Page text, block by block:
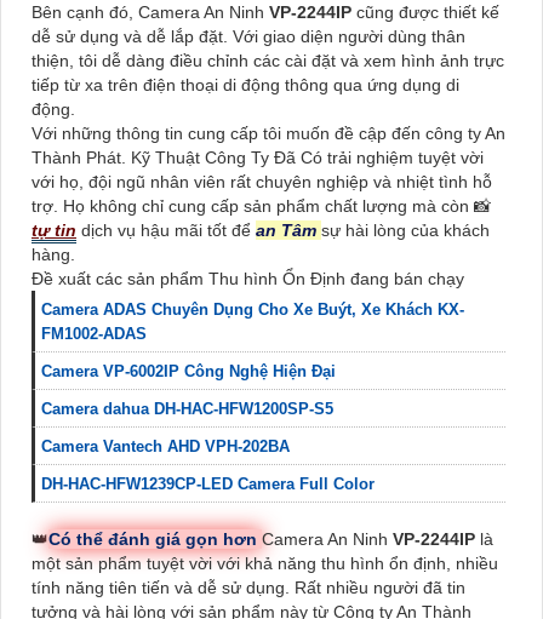
Bên cạnh đó, Camera An Ninh VP-2244IP cũng được thiết kế
dễ sử dụng và dễ lắp đặt. Với giao diện người dùng thân
thiện, tôi dễ dàng điều chỉnh các cài đặt và xem hình ảnh trực
tiếp từ xa trên điện thoại di động thông qua ứng dụng di
động.
Với những thông tin cung cấp tôi muốn đề cập đến công ty An
Thành Phát. Kỹ Thuật Công Ty Đã Có trải nghiệm tuyệt vời
với họ, đội ngũ nhân viên rất chuyên nghiệp và nhiệt tình hỗ
trợ. Họ không chỉ cung cấp sản phẩm chất lượng mà còn 📸
tự tin dịch vụ hậu mãi tốt để an Tâm sự hài lòng của khách
hàng.
Đề xuất các sản phẩm Thu hình Ổn Định đang bán chạy
Camera ADAS Chuyên Dụng Cho Xe Buýt, Xe Khách KX-
FM1002-ADAS
Camera VP-6002IP Công Nghệ Hiện Đại
Camera dahua DH-HAC-HFW1200SP-S5
Camera Vantech AHD VPH-202BA
DH-HAC-HFW1239CP-LED Camera Full Color
👑Có thể đánh giá gọn hơn Camera An Ninh VP-2244IP là
một sản phẩm tuyệt vời với khả năng thu hình ổn định, nhiều
tính năng tiên tiến và dễ sử dụng. Rất nhiều người đã tin
tưởng và hài lòng với sản phẩm này từ Công ty An Thành